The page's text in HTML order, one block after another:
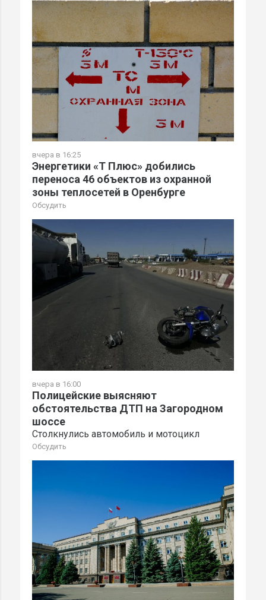
вчера в 16:25
Энергетики «Т Плюс» добились
переноса 46 объектов из охранной
зоны теплосетей в Оренбурге
Обсудить
вчера в 16:00
Полицейские выясняют
обстоятельства ДТП на Загородном
шоссе
Столкнулись автомобиль и мотоцикл
Обсудить